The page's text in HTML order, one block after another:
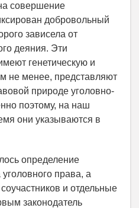
совершение
добровольный
зависела от
деяния. Эти
генетическую и
не менее, представляют
природе уголовно-
поэтому, на наш
они указываются в
определение
уголовного права, а
и отдельные
законодатель